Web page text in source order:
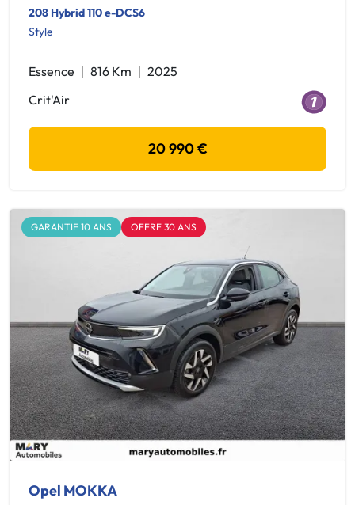
208 Hybrid 110 e-DCS6
Style
Essence 816 Km
2025
Crit'Air
20 990 €
GARANTIE 10 ANS OFFRE 30 ANS
Opel MOKKA